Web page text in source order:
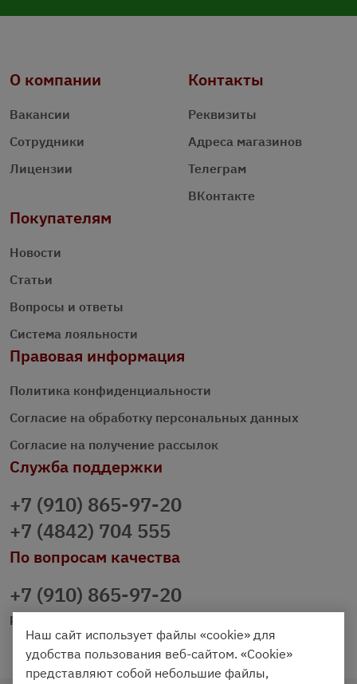
О компании
Вакансии
Сотрудники
Лицензии
Контакты
Реквизиты
Адреса магазинов
Телеграм
ВКонтакте
Покупателям
Новости
Статьи
Вопросы и ответы
Система лояльности
Правовая информация
Политика конфиденциальности
Согласие на обработку персональных данных
Согласие на получение рассылок
Служба поддержки
+7 (910) 865-97-20
+7 (4842) 704 555
По вопросам качества
+7 (910) 865-97-20
prazdnichniy40@palmi.ru
Наш сайт использует файлы «cookie» для
удобства пользования веб-сайтом. «Cookie»
представляют собой небольшие файлы,